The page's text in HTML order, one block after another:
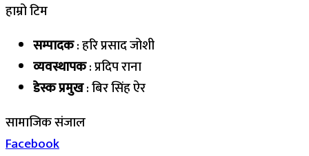
हाम्रो टिम
सम्पादक: हरि प्रसाद जोशी
व्यवस्थापक: प्रदिप राना
डेस्क प्रमुख: बिर सिंह ऐर
सामाजिक संजाल
Facebook